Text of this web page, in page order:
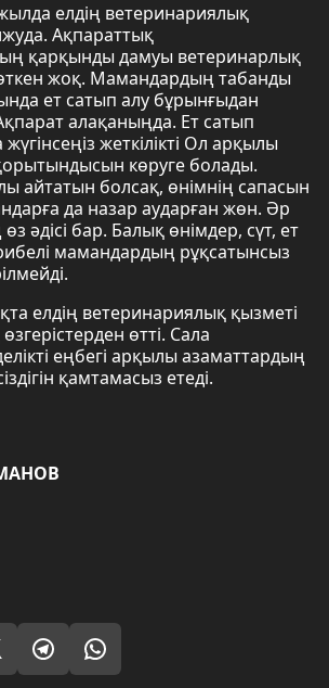
елдің ветеринариялық
Ақпараттық
қарқынды дамуы ветеринарлық
өткен жоқ. Мамандардың табанды
ет сатып алу бұрынғыдан
алақаныңда. Ет сатып
жеткілікті Ол арқылы
көруге болады.
айтатын болсақ, өнімнің сапасын
да назар аударған жөн. Әр
әдісі бар. Балық өнімдер, сүт, ет
мамандардың рұқсатынсыз
елдің ветеринариялық қызметі
өтті. Сала
еңбегі арқылы азаматтардың
қамтамасыз етеді.